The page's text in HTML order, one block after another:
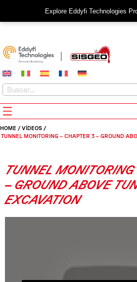
Explore Eddyfi Technologies
HOME / VÍDEOS /
TUNNEL MONITORING – CHAPTER 3 – GROUND
TUNNEL
– GROUND ABOVE
EXCAVATION